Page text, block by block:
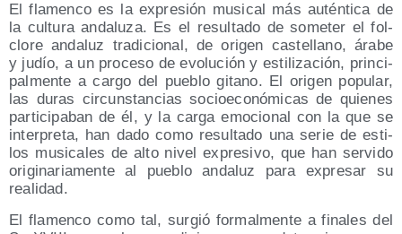
El fla­men­co es la expre­sión musi­cal más autén­ti­ca de
la cul­tu­ra anda­lu­za. Es el resul­ta­do de some­ter el fol­
clo­re anda­luz tra­di­cio­nal, de ori­gen cas­te­llano, ára­be
y judío, a un pro­ce­so de evo­lu­ción y esti­li­za­ción, prin­ci­
pal­men­te a car­go del pue­blo gitano. El ori­gen popu­lar,
las duras cir­cuns­tan­cias socio­eco­nó­mi­cas de quie­nes
par­ti­ci­pa­ban de él, y la car­ga emo­cio­nal con la que se
inter­pre­ta, han dado como resul­ta­do una serie de esti­
los musi­ca­les de alto nivel expre­si­vo, que han ser­vi­do
ori­gi­na­ria­men­te al pue­blo anda­luz para expre­sar su
realidad.
El fla­men­co como tal, sur­gió for­mal­men­te a fina­les del